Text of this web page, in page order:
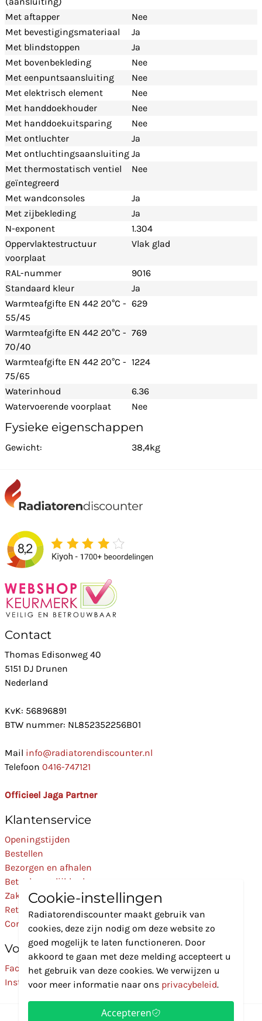
Met aftapper
Nee
Met bevestigingsmateriaal
Ja
Met blindstoppen
Ja
Met bovenbekleding
Nee
Met eenpuntsaansluiting
Nee
Met elektrisch element
Nee
Met handdoekhouder
Nee
Met handdoekuitsparing
Nee
Met ontluchter
Ja
Met ontluchtingsaansluiting Ja
Met thermostatisch ventiel
geïntegreerd
Nee
Met wandconsoles
Ja
Met zijbekleding
Ja
N-exponent
1.304
Oppervlaktestructuur
voorplaat
Vlak glad
RAL-nummer
9016
Standaard kleur
Ja
Warmteafgifte EN 442 20°C -
55/45
629
Warmteafgifte EN 442 20°C -
70/40
769
Warmteafgifte EN 442 20°C -
75/65
1224
Waterinhoud
6.36
Watervoerende voorplaat
Nee
Fysieke eigenschappen
Gewicht: 38,4kg
Contact
Thomas Edisonweg 40
5151 DJ Drunen
Nederland
KvK: 56896891
BTW nummer: NL852352256B01
Mail info@radiatorendiscounter.nl
Telefoon 0416-747121
Officieel Jaga Partner
Klantenservice
Openingstijden
Bestellen
Bezorgen en afhalen
Betaalmogelijkheden
Zakelijk
Retourneren
Contact
Volg Ons
Facebook
Instagram
Cookie-instellingen
Radiatorendiscounter maakt gebruik van
cookies, deze zijn nodig om deze website zo
goed mogelijk te laten functioneren. Door
akkoord te gaan met deze melding accepteert u
het gebruik van deze cookies. We verwijzen u
voor meer informatie naar ons privacybeleid.
Accepteren